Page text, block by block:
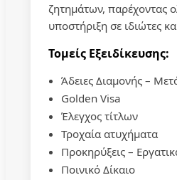
ζητημάτων, παρέχοντας
υποστήριξη σε ιδιώτες
Τομείς Εξειδίκευσης:
Άδειες Διαμονής –
Golden Visa
Έλεγχος τίτλων
Τροχαία ατυχήματα
Προκηρύξεις –
Ποινικό Δίκαιο